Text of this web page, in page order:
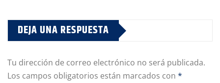
DEJA UNA RESPUESTA
Tu dirección de correo electrónico no será publicada.
Los campos obligatorios están marcados con *